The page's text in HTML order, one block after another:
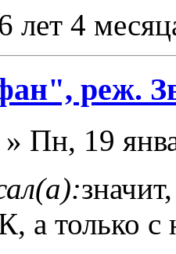
лет 4
реж.
» Пн, 19
а только